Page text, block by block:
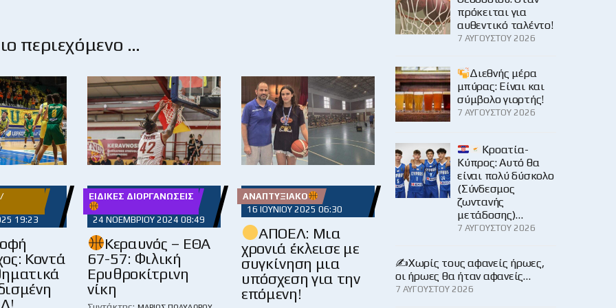
περιεχόμενο …
19:23
Κοντά
ΕΙΔΙΚΈΣ ΔΙΟΡΓΑΝΏΣΕΙΣ
24 ΝΟΕΜΒΡΊΟΥ 2024 08:49
Κεραυνός – ΕΘΑ
67-57: Φιλική
Ερυθροκίτρινη
νίκη
ΑΝΑΠΤΥΞΙΑΚΌ
16 ΙΟΥΝΊΟΥ 2025 06:30
ΑΠΟΕΛ: Μια
χρονιά έκλεισε με
συγκίνηση μια
υπόσχεση για την
επόμενη!
πρόκειται για
αυθεντικό ταλέντο!
7 ΑΥΓΟΎΣΤΟΥ 2026
Διεθνής μέρα
μπύρας: Είναι και
σύμβολο γιορτής!
7 ΑΥΓΟΎΣΤΟΥ 2026
Κροατία-
Κύπρος: Αυτό θα
είναι πολύ δύσκολο
(Σύνδεσμος
ζωντανής
μετάδοσης)…
7 ΑΥΓΟΎΣΤΟΥ 2026
✍️Χωρίς τους αφανείς ήρωες,
οι ήρωες θα ήταν αφανείς…
7 ΑΥΓΟΎΣΤΟΥ 2026